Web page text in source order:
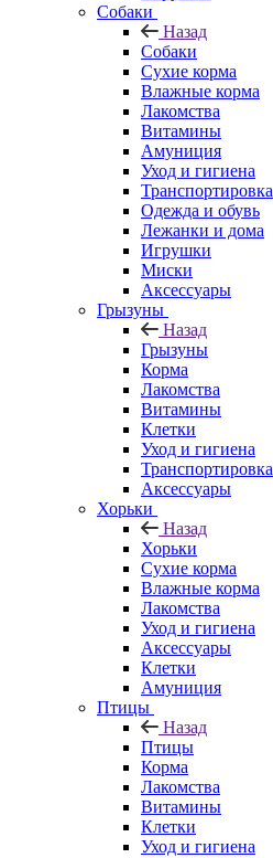
Собаки
Назад
Собаки
Сухие корма
Влажные корма
Лакомства
Витамины
Амуниция
Уход и гигиена
Транспортировка
Одежда и обувь
Лежанки и дома
Игрушки
Миски
Аксессуары
Грызуны
Назад
Грызуны
Корма
Лакомства
Витамины
Клетки
Уход и гигиена
Транспортировка
Аксессуары
Хорьки
Назад
Хорьки
Сухие корма
Влажные корма
Лакомства
Уход и гигиена
Аксессуары
Клетки
Амуниция
Птицы
Назад
Птицы
Корма
Лакомства
Витамины
Клетки
Уход и гигиена